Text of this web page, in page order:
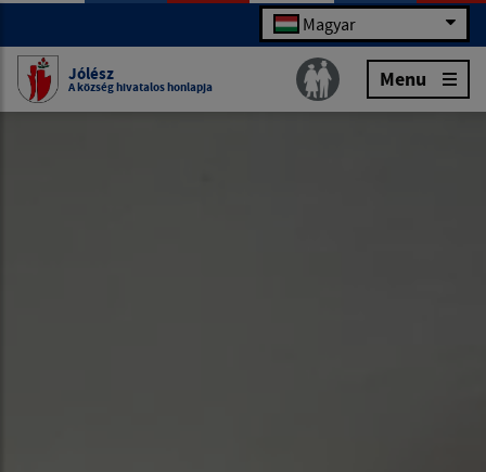
Magyar
Jólész
A község hivatalos honlapja Menu